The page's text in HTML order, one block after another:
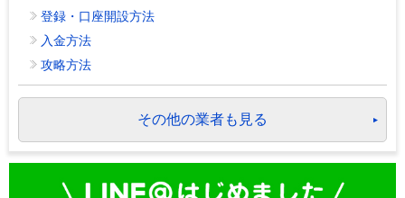
登録・口座開設方法
入金方法
攻略方法
その他の業者も見る